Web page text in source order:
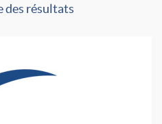
des résultats